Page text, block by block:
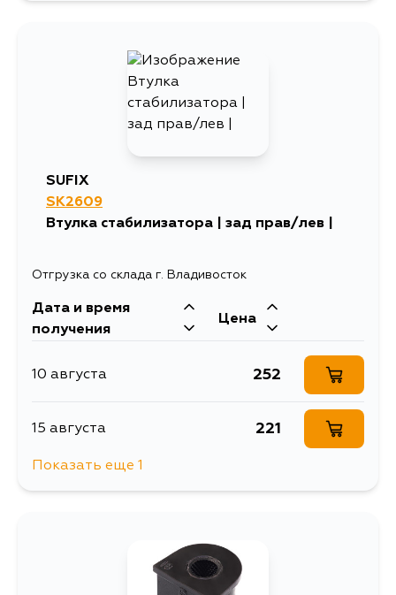
612
17 августа
SUFIX
SK2609
Втулка стабилизатора | зад прав/лев |
Отгрузка со склада г. Владивосток
Дата и время
получения
Цена
10 августа 252
15 августа 221
Показать еще 1